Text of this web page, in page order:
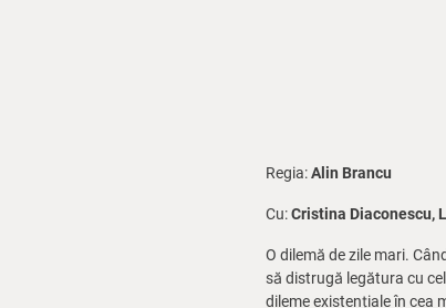
Regia:Alin Brancu
Cu:Cristina Diaconescu,
O dilemă de zile mari.
să distrugă legătura cu
dileme existențiale în cea